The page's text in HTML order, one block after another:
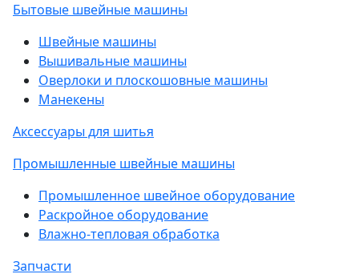
Бытовые швейные машины
Швейные машины
Вышивальные машины
Оверлоки и плоскошовные машины
Манекены
Аксессуары для шитья
Промышленные швейные машины
Промышленное швейное оборудование
Раскройное оборудование
Влажно-тепловая обработка
Запчасти